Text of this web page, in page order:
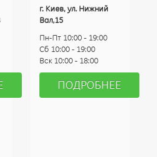
г. Киев, ул. Нижний
Вал,15
Пн-Пт 10:00 - 19:00
Сб 10:00 - 19:00
Вск 10:00 - 18:00
ПОДРОБНЕЕ